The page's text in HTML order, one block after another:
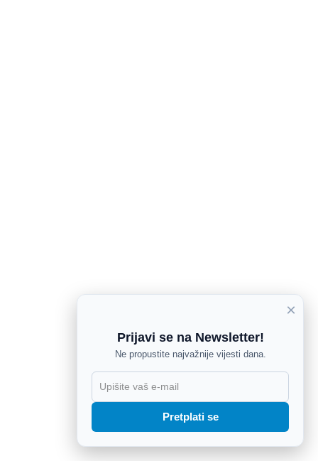
×
Prijavi se na Newsletter!
Ne propustite najvažnije vijesti dana.
Pretplati se